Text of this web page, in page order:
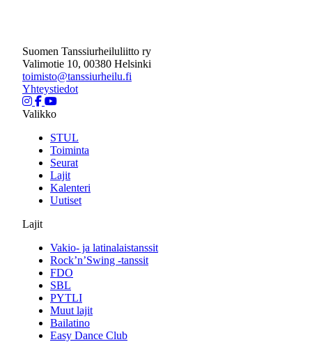
Suomen Tanssiurheiluliitto ry
Valimotie 10, 00380 Helsinki
toimisto@tanssiurheilu.fi
Yhteystiedot
Valikko
STUL
Toiminta
Seurat
Lajit
Kalenteri
Uutiset
Lajit
Vakio- ja latinalaistanssit
Rock’n’Swing -tanssit
FDO
SBL
PYTLI
Muut lajit
Bailatino
Easy Dance Club